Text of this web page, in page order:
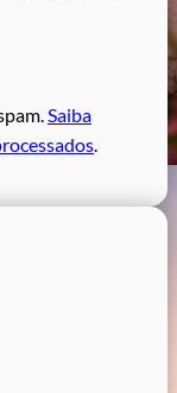
Saiba
.